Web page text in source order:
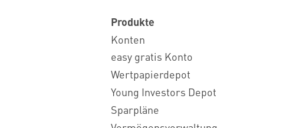
Produkte
Konten
easy gratis Konto
Wertpapierdepot
Young Investors Depot
Sparpläne